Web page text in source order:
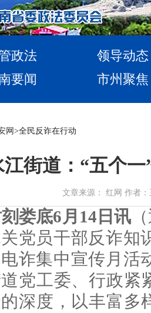
政法
领导动态
要闻
市州聚焦
网 >全民反诈在行动
江街道：“五个
文章来源： 红网 作者：
娄底6月14日讯
党员干部反诈知
诈集中宣传月活
党工委、行政紧
深度，以丰富多